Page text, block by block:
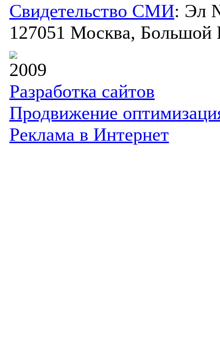
Свидетельство СМИ: Эл
127051 Москва, Большой
2009
Разработка сайтов
Продвижение
Реклама в Интернет